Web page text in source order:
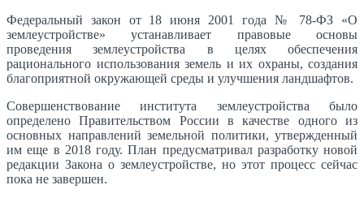
Федеральный закон от 18 июня 2001 года № 78-ФЗ «О
землеустройстве» устанавливает правовые основы
проведения землеустройства в целях обеспечения
рационального использования земель и их охраны, создания
благоприятной окружающей среды и улучшения ландшафтов.
Совершенствование института землеустройства было
определено Правительством России в качестве одного из
основных направлений земельной политики, утвержденный
им еще в 2018 году. План предусматривал разработку новой
редакции Закона о землеустройстве, но этот процесс сейчас
пока не завершен.